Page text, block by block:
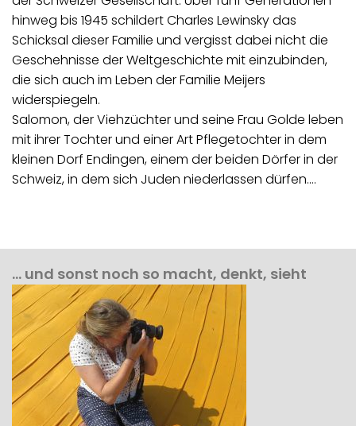
hinweg bis 1945 schildert Charles Lewinsky das
Schicksal dieser Familie und vergisst dabei nicht die
Geschehnisse der Weltgeschichte mit einzubinden,
die sich auch im Leben der Familie Meijers
widerspiegeln.
Salomon, der Viehzüchter und seine Frau Golde leben
mit ihrer Tochter und einer Art Pflegetochter in dem
kleinen Dorf Endingen, einem der beiden Dörfer in der
Schweiz, in dem sich Juden niederlassen dürfen.…
… und sonst noch so macht, denkt, sieht